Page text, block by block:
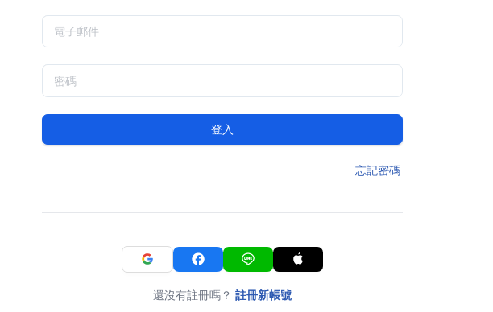
登入
忘記密碼
還沒有註冊嗎？ 註冊新帳號